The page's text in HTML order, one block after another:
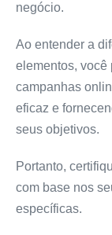
negócio.
Ao entender a
elementos, você
campanhas
eficaz e
seus objetivos.
Portanto,
com base nos
específicas.